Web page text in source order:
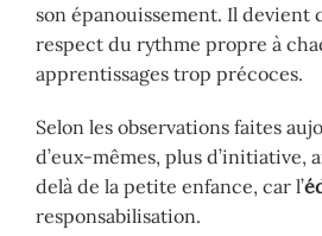
son épanouissement. Il devient
respect du rythme propre à
apprentissages trop précoces.
Selon les observations faites
d’eux-mêmes, plus d’initiative,
delà de la petite enfance, car l’
responsabilisation.